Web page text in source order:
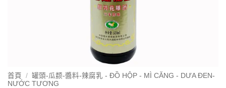
首頁 / 罐頭-瓜颣-醬料-辣腐乳 - ĐỒ HỘP - MÌ CĂNG - DƯA ĐEN-
NƯỚC TƯƠNG